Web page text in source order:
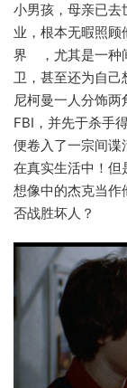
小男孩，母亲已去
业，根本无暇照
界 ，尤其是一种
卫，甚至还为自己
尼柯曼一人分饰
FBI，并先于杀手
便卷入了一宗间谍
在真实生活中！但
想像中的杰克当作
否战胜坏人？